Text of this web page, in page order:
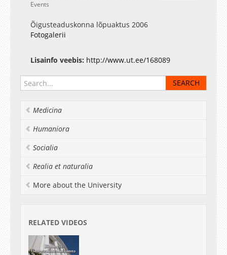
Events
Õigusteaduskonna lõpuaktus 2006
Fotogalerii
Lisainfo veebis: http://www.ut.ee/168089
Medicina
Humaniora
Socialia
Realia et naturalia
More about the University
RELATED VIDEOS